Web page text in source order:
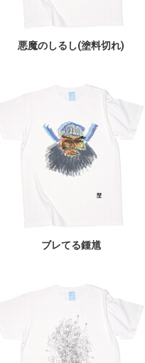
悪魔のしるし(塗料切れ)
ブレてる鍾馗